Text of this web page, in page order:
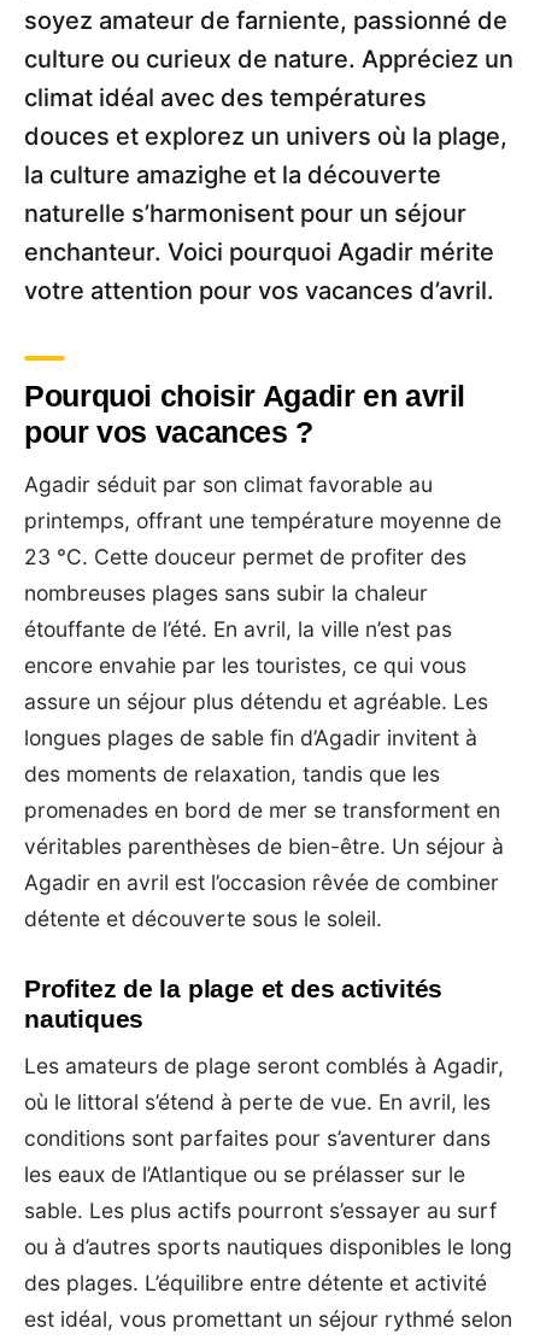
soyez amateur de farniente, passionné de
culture ou curieux de nature. Appréciez un
climat idéal avec des températures
douces et explorez un univers où la plage,
la culture amazighe et la découverte
naturelle s’harmonisent pour un séjour
enchanteur. Voici pourquoi Agadir mérite
votre attention pour vos vacances d’avril.
Pourquoi choisir Agadir en avril
pour vos vacances ?
Agadir séduit par son climat favorable au
printemps, offrant une température moyenne de
23 °C. Cette douceur permet de profiter des
nombreuses plages sans subir la chaleur
étouffante de l’été. En avril, la ville n’est pas
encore envahie par les touristes, ce qui vous
assure un séjour plus détendu et agréable. Les
longues plages de sable fin d’Agadir invitent à
des moments de relaxation, tandis que les
promenades en bord de mer se transforment en
véritables parenthèses de bien-être. Un séjour à
Agadir en avril est l’occasion rêvée de combiner
détente et découverte sous le soleil.
Profitez de la plage et des activités
nautiques
Les amateurs de plage seront comblés à Agadir,
où le littoral s’étend à perte de vue. En avril, les
conditions sont parfaites pour s’aventurer dans
les eaux de l’Atlantique ou se prélasser sur le
sable. Les plus actifs pourront s’essayer au surf
ou à d’autres sports nautiques disponibles le long
des plages. L’équilibre entre détente et activité
est idéal, vous promettant un séjour rythmé selon